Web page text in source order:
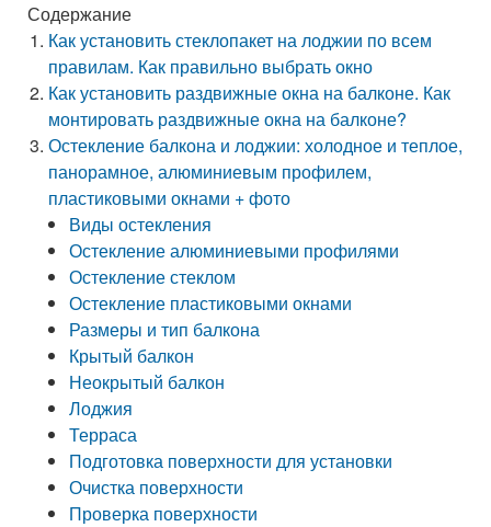
Содержание
Как установить стеклопакет на лоджии по всем
правилам. Как правильно выбрать окно
Как установить раздвижные окна на балконе. Как
монтировать раздвижные окна на балконе?
Остекление балкона и лоджии: холодное и теплое,
панорамное, алюминиевым профилем,
пластиковыми окнами + фото
Виды остекления
Остекление алюминиевыми профилями
Остекление стеклом
Остекление пластиковыми окнами
Размеры и тип балкона
Крытый балкон
Неокрытый балкон
Лоджия
Терраса
Подготовка поверхности для установки
Очистка поверхности
Проверка поверхности